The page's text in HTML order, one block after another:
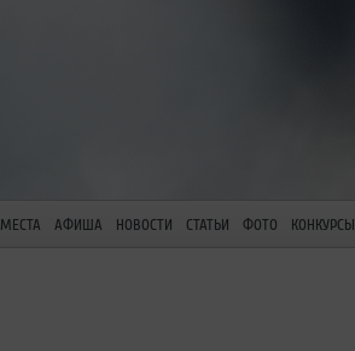
МЕСТА АФИША НОВОСТИ СТАТЬИ ФОТО КОНКУРСЫ